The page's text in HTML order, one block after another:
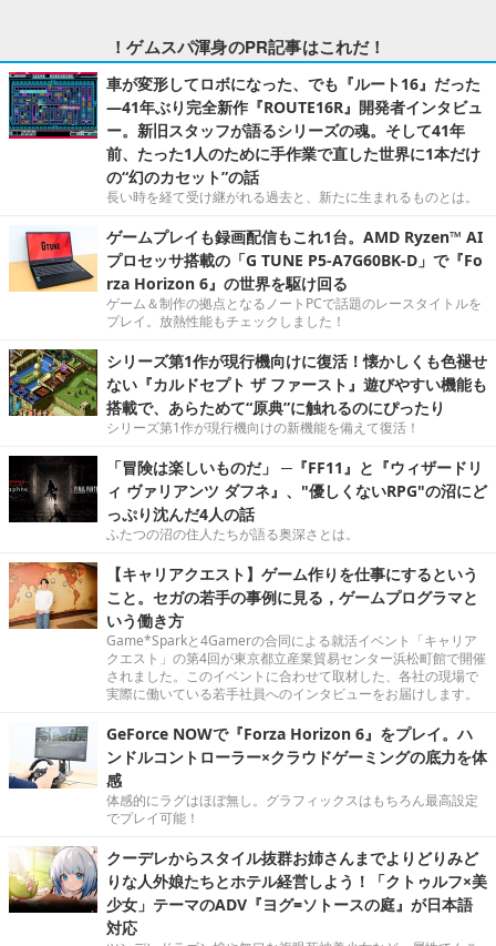
！ゲムスパ渾身のPR記事はこれだ！
車が変形してロボになった、でも『ルート16』だった
―41年ぶり完全新作『ROUTE16R』開発者インタビュ
ー。新旧スタッフが語るシリーズの魂。そして41年
前、たった1人のために手作業で直した世界に1本だけ
の“幻のカセット”の話
長い時を経て受け継がれる過去と、新たに生まれるものとは。
ゲームプレイも録画配信もこれ1台。AMD Ryzen™ AI
プロセッサ搭載の「G TUNE P5-A7G60BK-D」で『Fo
rza Horizon 6』の世界を駆け回る
ゲーム＆制作の拠点となるノートPCで話題のレースタイトルを
プレイ。放熱性能もチェックしました！
シリーズ第1作が現行機向けに復活！懐かしくも色褪せ
ない『カルドセプト ザ ファースト』遊びやすい機能も
搭載で、あらためて“原典”に触れるのにぴったり
シリーズ第1作が現行機向けの新機能を備えて復活！
「冒険は楽しいものだ」 ─『FF11』と『ウィザードリ
ィ ヴァリアンツ ダフネ』、"優しくないRPG"の沼にど
っぷり沈んだ4人の話
ふたつの沼の住人たちが語る奥深さとは。
【キャリアクエスト】ゲーム作りを仕事にするという
こと。セガの若手の事例に見る，ゲームプログラマと
いう働き方
Game*Sparkと4Gamerの合同による就活イベント「キャリア
クエスト」の第4回が東京都立産業貿易センター浜松町館で開催
されました。このイベントに合わせて取材した、各社の現場で
実際に働いている若手社員へのインタビューをお届けします。
GeForce NOWで『Forza Horizon 6』をプレイ。ハ
ンドルコントローラー×クラウドゲーミングの底力を体
感
体感的にラグはほぼ無し。グラフィックスはもちろん最高設定
でプレイ可能！
クーデレからスタイル抜群お姉さんまでよりどりみど
りな人外娘たちとホテル経営しよう！「クトゥルフ×美
少女」テーマのADV『ヨグ=ソトースの庭』が日本語
対応